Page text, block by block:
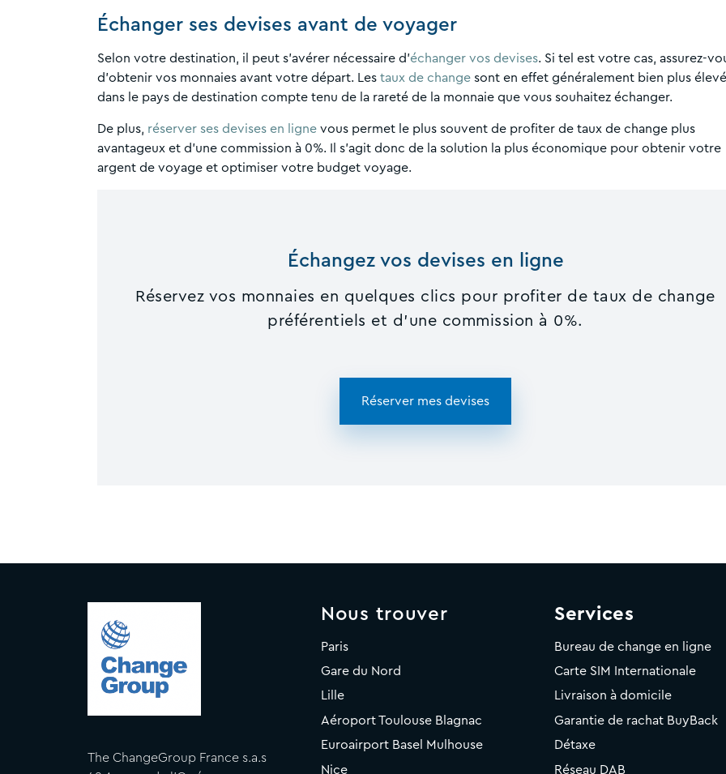
Échanger ses devises avant de voyager
Selon votre destination, il peut s’avérer nécessaire d’échanger vos devises. Si tel est votre cas, assurez-
d’obtenir vos monnaies avant votre départ. Les taux de change sont en effet généralement bien plus
dans le pays de destination compte tenu de la rareté de la monnaie que vous souhaitez échanger.
De plus, réserver ses devises en ligne vous permet le plus souvent de profiter de taux de change plus
avantageux et d’une commission à 0%. Il s’agit donc de la solution la plus économique pour obtenir votre
argent de voyage et optimiser votre budget voyage.
Échangez vos devises en ligne
Réservez vos monnaies en quelques clics pour profiter de taux de change
préférentiels et d'une commission à 0%.
Réserver mes devises
The ChangeGroup France s.a.s
Nous trouver
Paris
Gare du Nord
Lille
Aéroport Toulouse Blagnac
Euroairport Basel Mulhouse
Nice
Services
Bureau de change en ligne
Carte SIM Internationale
Livraison à domicile
Garantie de rachat BuyBack
Détaxe
Réseau DAB